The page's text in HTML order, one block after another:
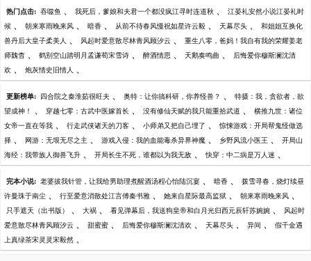
热门点击: 吞噬鱼 、 我死后，爹娘和夫君一个都没疯江寻时连道秋 、 江晏礼安然小说江晏礼时
候 、 朝来寒雨晚来风 、 暗香 、 从前不待春风慢祝如星许云毅 、 天幕尽头 、 和姐姐互换化
兽丹后大皇子柔美人 、 风起时爱意散尽林青风顾汐云 、 重生八零，爸妈！我自有我的荣耀姜老
师魏杳 、 鹤别空山踏明月孟谦荀宋雪诗 、 醉酒情思 、 天鹅奏鸣曲 、 后悔爱你穆斯澜沈清
欢 、 炮灰情史旧情人 、
更新榜单: 四合院之秦淮茹很旺夫 、 奥特：让你搞科研，你养怪兽？ 、 特摄：我，贪欲者，欲
望成神！ 、 穿越七零：古武中医嫁首长 、 没有修仙天赋的我只能重拾武道 、 横推九世：诸位
女帝一直在等我 、 行走武侠诸天的刀客 、 小师弟又把自己埋了 、 惊悚游戏：开局帮鬼怪做选
择 、 网游：无垠无尽之主 、 游戏入侵：我的血能毒杀异界神魔 、 乡野风流小医王 、 开局山
海经：我带族人御兽飞升 、 开局长生不死，谁都以为我无敌 、 快穿：中二病是万人迷 、
完本小说: 老婆拔我针管，让我给男助理煮醒酒汤程心怡陆沉宴 、 暗香 、 拨雪寻春，烧灯续昼
许曼珠于南尘 、 行至爱意消散处江言傅秦书雅 、 她来自星际最高监狱 、 朝来寒雨晚来风 、
只手遮天（出书版） 、 大祸 、 看见弹幕后，我送狗皇帝和白月光归西元辰轩苏婉婉 、 风起时
爱意散尽林青风顾汐云 、 甜蜜蜜 、 后悔爱你穆斯澜沈清欢 、 天幕尽头 、 异间 、 假千金遇
上真绿茶宋灵灵宋毅然 、